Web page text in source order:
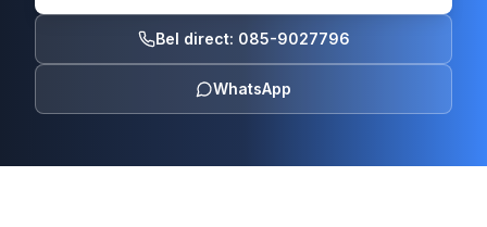
Bel direct: 085-9027796
WhatsApp